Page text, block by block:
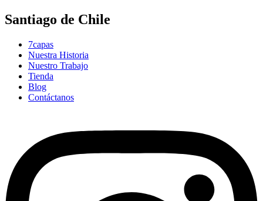
Santiago de Chile
7capas
Nuestra Historia
Nuestro Trabajo
Tienda
Blog
Contáctanos